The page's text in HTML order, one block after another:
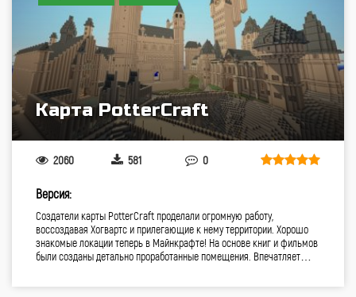
Карта PotterCraft
2060 581 0
Версия:
Создатели карты PotterCraft проделали огромную работу,
воссоздавая Хогвартс и прилегающие к нему территории. Хорошо
знакомые локации теперь в Майнкрафте! На основе книг и фильмов
были созданы детально проработанные помещения. Впечатляет…